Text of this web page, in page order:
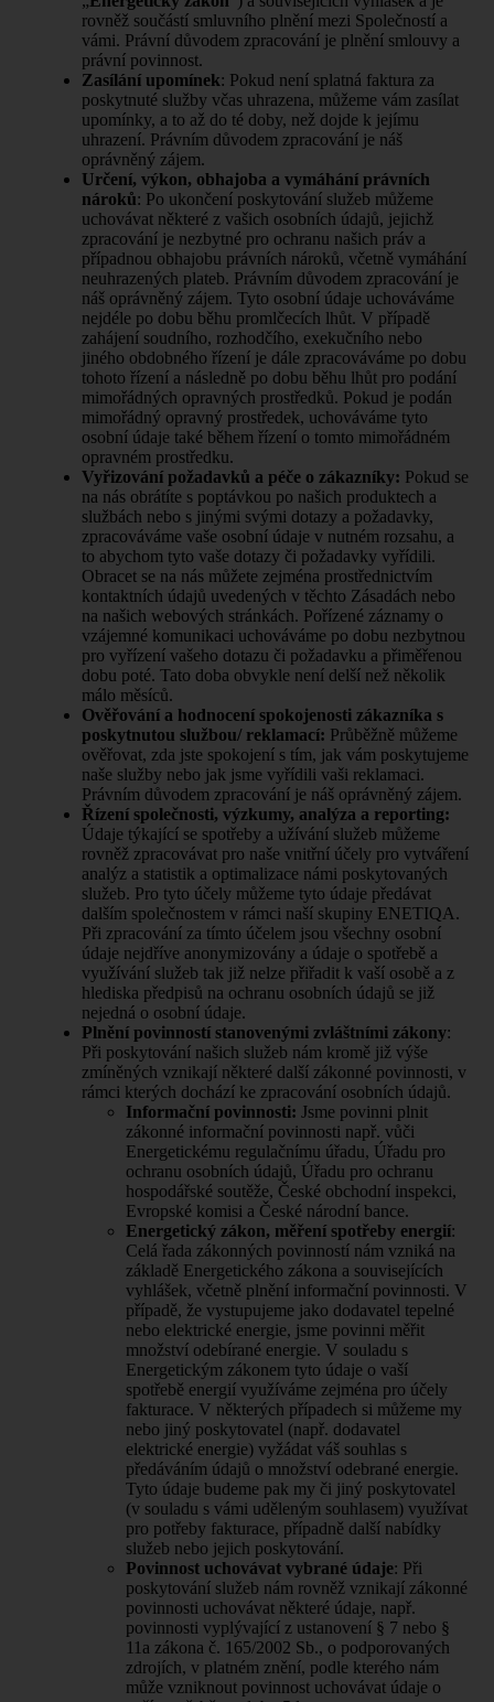
rovněž součástí smluvního plnění mezi Společností a
vámi. Právní důvodem zpracování je plnění smlouvy a
právní povinnost.
Zasílání upomínek: Pokud není splatná faktura za
poskytnuté služby včas uhrazena, můžeme vám zasílat
upomínky, a to až do té doby, než dojde k jejímu
uhrazení. Právním důvodem zpracování je náš
oprávněný zájem.
Určení, výkon, obhajoba a vymáhání právních
nároků: Po ukončení poskytování služeb můžeme
uchovávat některé z vašich osobních údajů, jejichž
zpracování je nezbytné pro ochranu našich práv a
případnou obhajobu právních nároků, včetně vymáhání
neuhrazených plateb. Právním důvodem zpracování je
náš oprávněný zájem. Tyto osobní údaje uchováváme
nejdéle po dobu běhu promlčecích lhůt. V případě
zahájení soudního, rozhodčího, exekučního nebo
jiného obdobného řízení je dále zpracováváme po dobu
tohoto řízení a následně po dobu běhu lhůt pro podání
mimořádných opravných prostředků. Pokud je podán
mimořádný opravný prostředek, uchováváme tyto
osobní údaje také během řízení o tomto mimořádném
opravném prostředku.
Vyřizování požadavků a péče o zákazníky: Pokud se
na nás obrátíte s poptávkou po našich produktech a
službách nebo s jinými svými dotazy a požadavky,
zpracováváme vaše osobní údaje v nutném rozsahu, a
to abychom tyto vaše dotazy či požadavky vyřídili.
Obracet se na nás můžete zejména prostřednictvím
kontaktních údajů uvedených v těchto Zásadách nebo
na našich webových stránkách. Pořízené záznamy o
vzájemné komunikaci uchováváme po dobu nezbytnou
pro vyřízení vašeho dotazu či požadavku a přiměřenou
dobu poté. Tato doba obvykle není delší než několik
málo měsíců.
Ověřování a hodnocení spokojenosti zákazníka s
poskytnutou službou/ reklamací: Průběžně můžeme
ověřovat, zda jste spokojení s tím, jak vám poskytujeme
naše služby nebo jak jsme vyřídili vaši reklamaci.
Právním důvodem zpracování je náš oprávněný zájem.
Řízení společnosti, výzkumy, analýza a reporting:
Údaje týkající se spotřeby a užívání služeb můžeme
rovněž zpracovávat pro naše vnitřní účely pro vytváření
analýz a statistik a optimalizace námi poskytovaných
služeb. Pro tyto účely můžeme tyto údaje předávat
dalším společnostem v rámci naší skupiny ENETIQA.
Při zpracování za tímto účelem jsou všechny osobní
údaje nejdříve anonymizovány a údaje o spotřebě a
využívání služeb tak již nelze přiřadit k vaší osobě a z
hlediska předpisů na ochranu osobních údajů se již
nejedná o osobní údaje.
Plnění povinností stanovenými zvláštními zákony:
Při poskytování našich služeb nám kromě již výše
zmíněných vznikají některé další zákonné povinnosti, v
rámci kterých dochází ke zpracování osobních údajů.
Informační povinnosti: Jsme povinni plnit
zákonné informační povinnosti např. vůči
Energetickému regulačnímu úřadu, Úřadu pro
ochranu osobních údajů, Úřadu pro ochranu
hospodářské soutěže, České obchodní inspekci,
Evropské komisi a České národní bance.
Energetický zákon, měření spotřeby energií:
Celá řada zákonných povinností nám vzniká na
základě Energetického zákona a souvisejících
vyhlášek, včetně plnění informační povinnosti. V
případě, že vystupujeme jako dodavatel tepelné
nebo elektrické energie, jsme povinni měřit
množství odebírané energie. V souladu s
Energetickým zákonem tyto údaje o vaší
spotřebě energií využíváme zejména pro účely
fakturace. V některých případech si můžeme my
nebo jiný poskytovatel (např. dodavatel
elektrické energie) vyžádat váš souhlas s
předáváním údajů o množství odebrané energie.
Tyto údaje budeme pak my či jiný poskytovatel
(v souladu s vámi uděleným souhlasem) využívat
pro potřeby fakturace, případně další nabídky
služeb nebo jejich poskytování.
Povinnost uchovávat vybrané údaje: Při
poskytování služeb nám rovněž vznikají zákonné
povinnosti uchovávat některé údaje, např.
povinnosti vyplývající z ustanovení § 7 nebo §
11a zákona č. 165/2002 Sb., o podporovaných
zdrojích, v platném znění, podle kterého nám
může vzniknout povinnost uchovávat údaje o